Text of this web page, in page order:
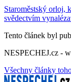
Staroměstský orloj,
svědectvím
Tento článek byl
NESPECHEJ.cz -
Všechny články